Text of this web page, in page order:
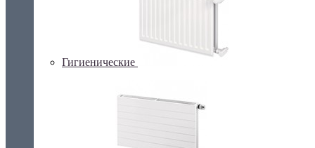
Гигиенические